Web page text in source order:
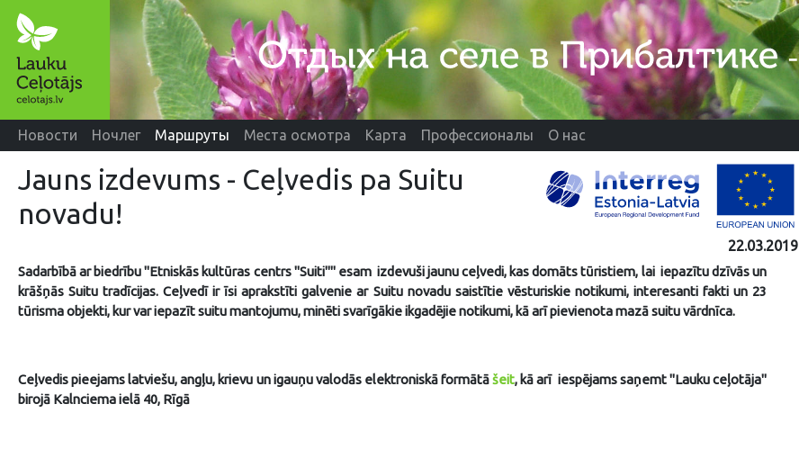
Новости Ночлег Маршруты Места осмотра Карта Профессионалы О нас
Jauns izdevums - Ceļvedis pa Suitu
novadu!
22.03.2019
Sadarbībā ar biedrību "Etniskās kultūras centrs "Suiti"" esam izdevuši jaunu ceļvedi, kas domāts tūristiem, lai iepazītu dzīvās un
krāšņās Suitu tradīcijas. Ceļvedī ir īsi aprakstīti galvenie ar Suitu novadu saistītie vēsturiskie notikumi, interesanti fakti un 23
tūrisma objekti, kur var iepazīt suitu mantojumu, minēti svarīgākie ikgadējie notikumi, kā arī pievienota mazā suitu vārdnīca.
Ceļvedis pieejams latviešu, angļu, krievu un igauņu valodās elektroniskā formātāšeit, kā arī iespējams saņemt "Lauku ceļotāja"
birojā Kalnciema ielā 40, Rīgā